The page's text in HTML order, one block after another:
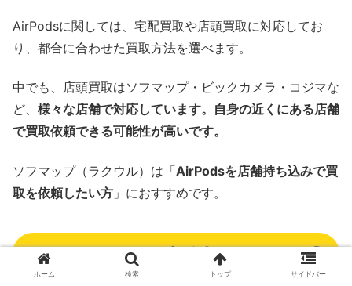
AirPodsに関しては、宅配買取や店頭買取に対応してお
り、都合に合わせた買取方法を選べます。
中でも、店頭買取はソフマップ・ビックカメラ・コジマな
ど、 様々な店舗で対応しています。自身の近くにある店舗
で買取依頼できる可能性が高いです。
ソフマップ（ラクウル）は「AirPodsを店舗持ち込みで買
取を依頼したい方 」におすすめです。
ソフマップの公式HPへ
ホーム 検索 トップ サイドバー